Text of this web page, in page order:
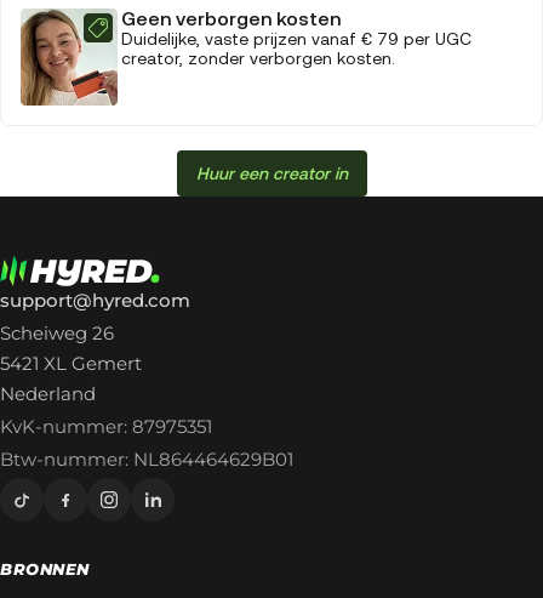
Geen verborgen kosten
Duidelijke, vaste prijzen vanaf € 79 per UGC
creator, zonder verborgen kosten.
Huur een creator in
support@hyred.com
Scheiweg 26
5421 XL Gemert
Nederland
KvK-nummer: 87975351
Btw-nummer: NL864464629B01
BRONNEN